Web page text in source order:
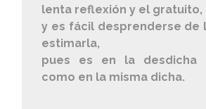
lenta reflexión y el gratuito,
y es fácil desprenderse de
estimarla,
pues es en la desdicha
como en la misma dicha.